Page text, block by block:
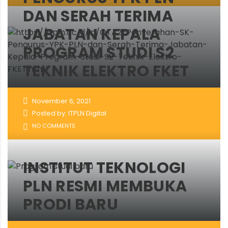
DAN SERAH TERIMA
JABATAN KEPALA
PROGRAM STUDI S2
TEKNIK ELEKTRO FKET
November 6, 2021
Posted by: ITPLN Digital
NO COMMENTS
INSTITUT TEKNOLOGI
PLN RESMI MEMBUKA
PRODI BARU